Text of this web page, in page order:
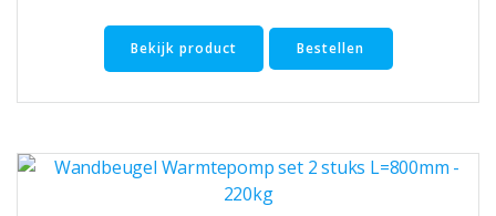
Bekijk product Bestellen